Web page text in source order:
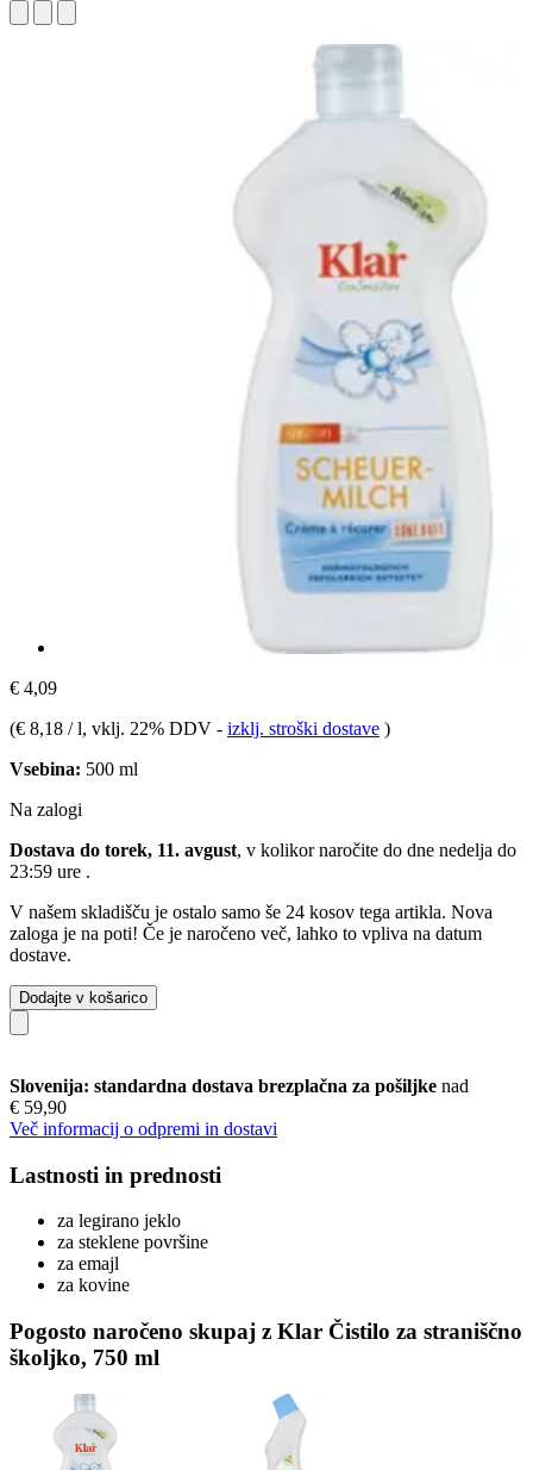
€ 4,09
(€ 8,18 / l, vklj. 22% DDV - izklj. stroški dostave )
Vsebina: 500 ml
Na zalogi
Dostava do torek, 11. avgust, v kolikor naročite do dne nedelja do
23:59 ure .
V našem skladišču je ostalo samo še 24 kosov tega artikla. Nova
zaloga je na poti! Če je naročeno več, lahko to vpliva na datum
dostave.
Dodajte v košarico
Slovenija: standardna dostava brezplačna za pošiljke nad
€ 59,90
Več informacij o odpremi in dostavi
Lastnosti in prednosti
za legirano jeklo
za steklene površine
za emajl
za kovine
Pogosto naročeno skupaj z Klar Čistilo za straniščno
školjko, 750 ml